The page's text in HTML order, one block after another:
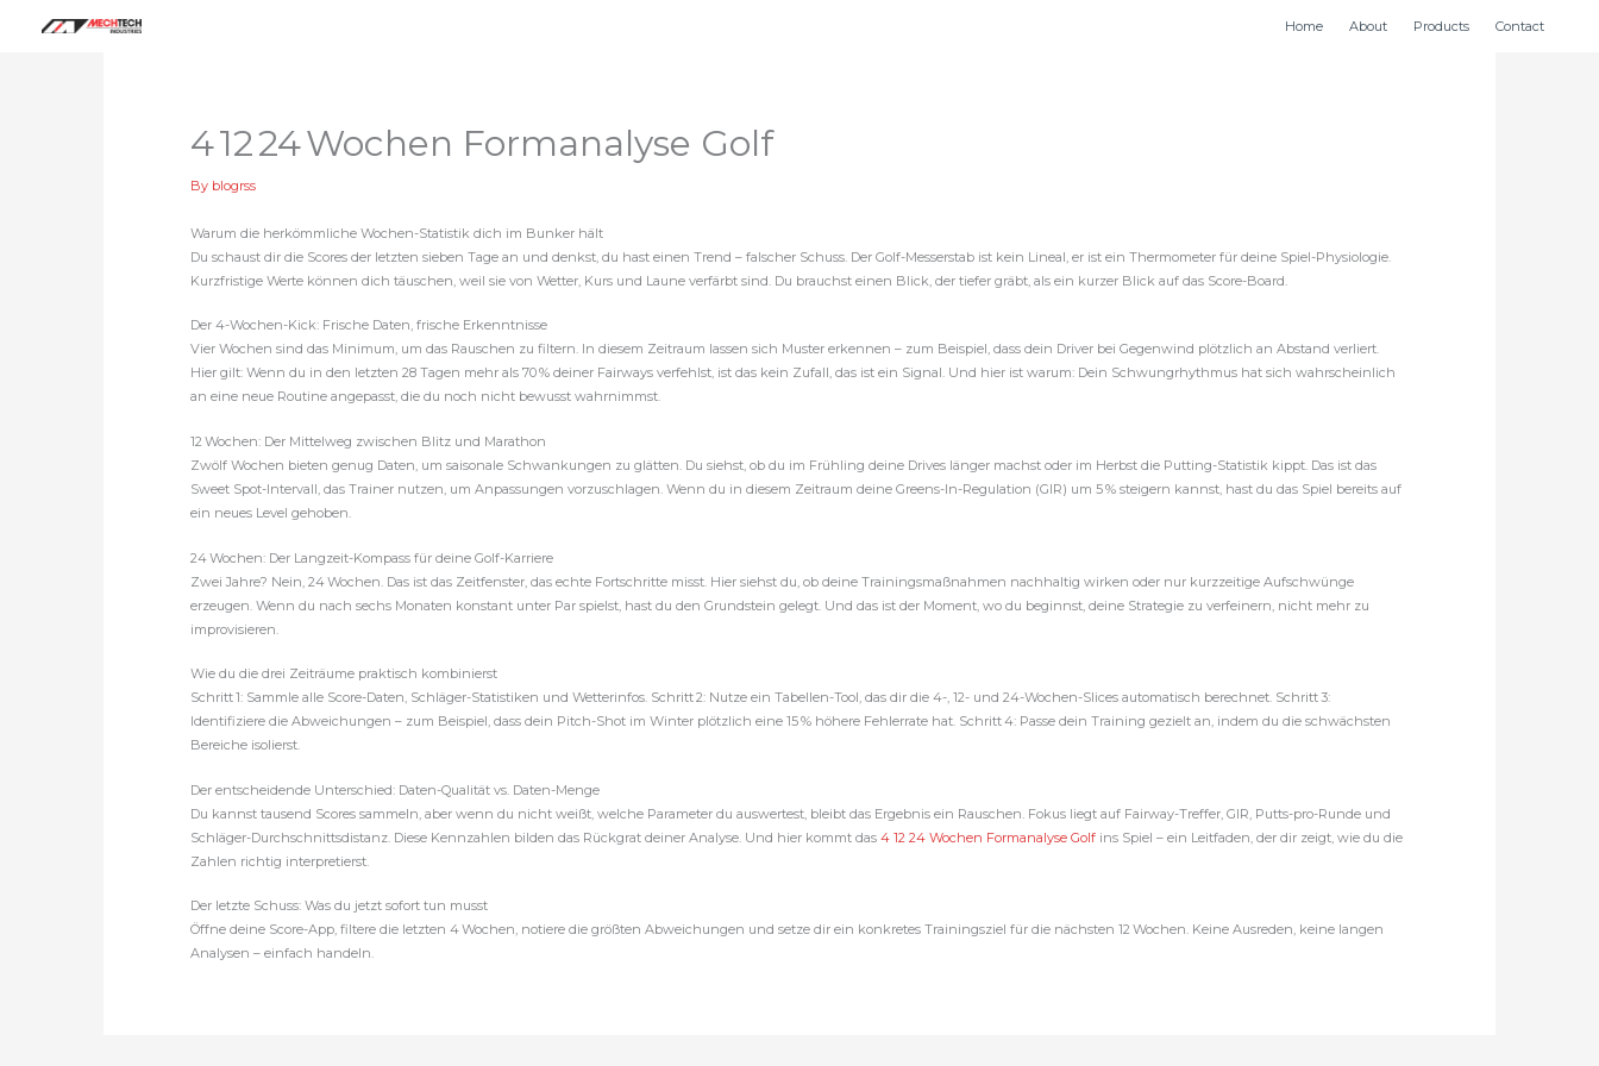
Home About Products Contact
4 12 24 Wochen Formanalyse Golf
By blogrss
Warum die herkömmliche Wochen-Statistik dich im Bunker hält
Du schaust dir die Scores der letzten sieben Tage an und denkst, du hast einen Trend – falscher Schuss. Der Golf-Messerstab ist kein Lineal, er ist ein Thermometer für deine Spiel-Physiologie.
Kurzfristige Werte können dich täuschen, weil sie von Wetter, Kurs und Laune verfärbt sind. Du brauchst einen Blick, der tiefer gräbt, als ein kurzer Blick auf das Score-Board.
Der 4-Wochen-Kick: Frische Daten, frische Erkenntnisse
Vier Wochen sind das Minimum, um das Rauschen zu filtern. In diesem Zeitraum lassen sich Muster erkennen – zum Beispiel, dass dein Driver bei Gegenwind plötzlich an Abstand verliert.
Hier gilt: Wenn du in den letzten 28 Tagen mehr als 70 % deiner Fairways verfehlst, ist das kein Zufall, das ist ein Signal. Und hier ist warum: Dein Schwungrhythmus hat sich wahrscheinlich
an eine neue Routine angepasst, die du noch nicht bewusst wahrnimmst.
12 Wochen: Der Mittelweg zwischen Blitz und Marathon
Zwölf Wochen bieten genug Daten, um saisonale Schwankungen zu glätten. Du siehst, ob du im Frühling deine Drives länger machst oder im Herbst die Putting-Statistik kippt. Das ist das
Sweet Spot-Intervall, das Trainer nutzen, um Anpassungen vorzuschlagen. Wenn du in diesem Zeitraum deine Greens-In-Regulation (GIR) um 5 % steigern kannst, hast du das Spiel bereits auf
ein neues Level gehoben.
24 Wochen: Der Langzeit-Kompass für deine Golf-Karriere
Zwei Jahre? Nein, 24 Wochen. Das ist das Zeitfenster, das echte Fortschritte misst. Hier siehst du, ob deine Trainingsmaßnahmen nachhaltig wirken oder nur kurzzeitige Aufschwünge
erzeugen. Wenn du nach sechs Monaten konstant unter Par spielst, hast du den Grundstein gelegt. Und das ist der Moment, wo du beginnst, deine Strategie zu verfeinern, nicht mehr zu
improvisieren.
Wie du die drei Zeiträume praktisch kombinierst
Schritt 1: Sammle alle Score-Daten, Schläger-Statistiken und Wetterinfos. Schritt 2: Nutze ein Tabellen-Tool, das dir die 4-, 12- und 24-Wochen-Slices automatisch berechnet. Schritt 3:
Identifiziere die Abweichungen – zum Beispiel, dass dein Pitch-Shot im Winter plötzlich eine 15 % höhere Fehlerrate hat. Schritt 4: Passe dein Training gezielt an, indem du die schwächsten
Bereiche isolierst.
Der entscheidende Unterschied: Daten-Qualität vs. Daten-Menge
Du kannst tausend Scores sammeln, aber wenn du nicht weißt, welche Parameter du auswertest, bleibt das Ergebnis ein Rauschen. Fokus liegt auf Fairway-Treffer, GIR, Putts-pro-Runde und
Schläger-Durchschnittsdistanz. Diese Kennzahlen bilden das Rückgrat deiner Analyse. Und hier kommt das4 12 24 Wochen Formanalyse Golf ins Spiel – ein Leitfaden, der dir zeigt, wie du die
Zahlen richtig interpretierst.
Der letzte Schuss: Was du jetzt sofort tun musst
Öffne deine Score-App, filtere die letzten 4 Wochen, notiere die größten Abweichungen und setze dir ein konkretes Trainingsziel für die nächsten 12 Wochen. Keine Ausreden, keine langen
Analysen – einfach handeln.